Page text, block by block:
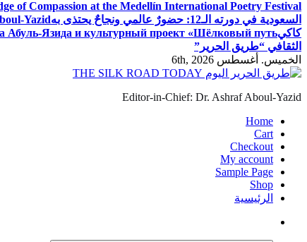
of Compassion at the Medellín International Poetry Festival
السعودية في دورته الـ12: حضورٌ عالمي ونجاحٌ يحتذى به
Yazid
كاكيЯзида и культурный проект «Шёлковый путь»
الثقافي “طريق الحرير”
الخميس. أغسطس 6th, 2026
Editor-in-Chief: Dr. Ashraf Aboul-Yazid
Home
Cart
Checkout
My account
Sample Page
Shop
الرئيسية